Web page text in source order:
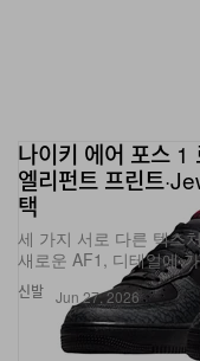
신발
나이키 에어 포스 1
엘리펀트 프린트
택
세 가지 서로 다른 텍스
새로운 AF1, 디테일에
Jun 27, 2026